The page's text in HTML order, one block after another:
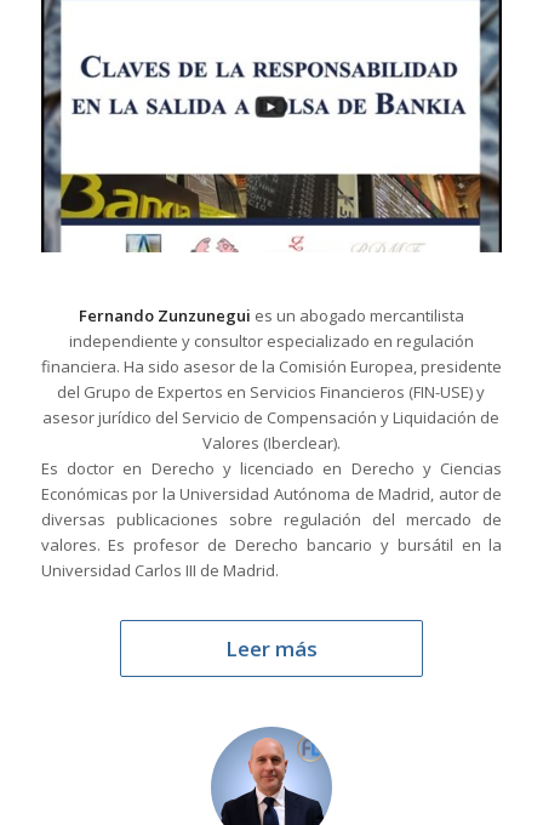
Fernando Zunzunegui es un abogado mercantilista
independiente y consultor especializado en regulación
financiera. Ha sido asesor de la Comisión Europea, presidente
del Grupo de Expertos en Servicios Financieros (FIN-USE) y
asesor jurídico del Servicio de Compensación y Liquidación de
Valores (Iberclear).
Es doctor en Derecho y licenciado en Derecho y Ciencias
Económicas por la Universidad Autónoma de Madrid, autor de
diversas publicaciones sobre regulación del mercado de
valores. Es profesor de Derecho bancario y bursátil en la
Universidad Carlos III de Madrid.
Leer más